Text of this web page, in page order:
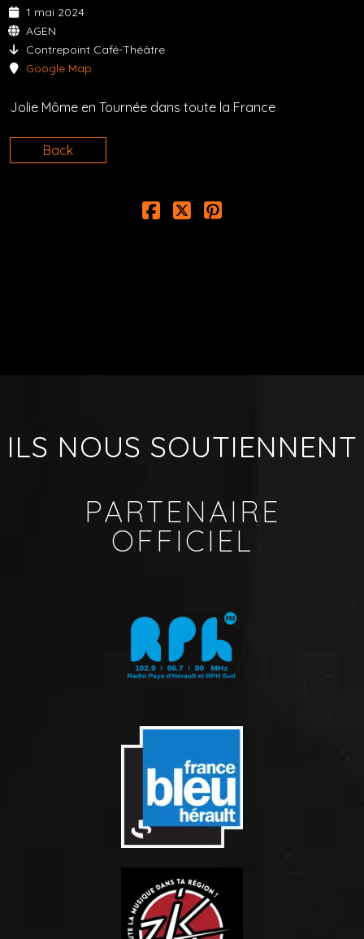
1 mai 2024
AGEN
Contrepoint Café-Théâtre
Google Map
Jolie Môme en Tournée dans toute la France
Back
ILS NOUS SOUTIENNENT
PARTENAIRE
OFFICIEL